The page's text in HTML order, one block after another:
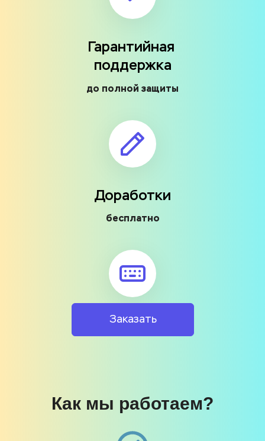
Гарантийная
поддержка
Доработки
до полной защиты
бесплатно
Заказать
Как мы работаем?